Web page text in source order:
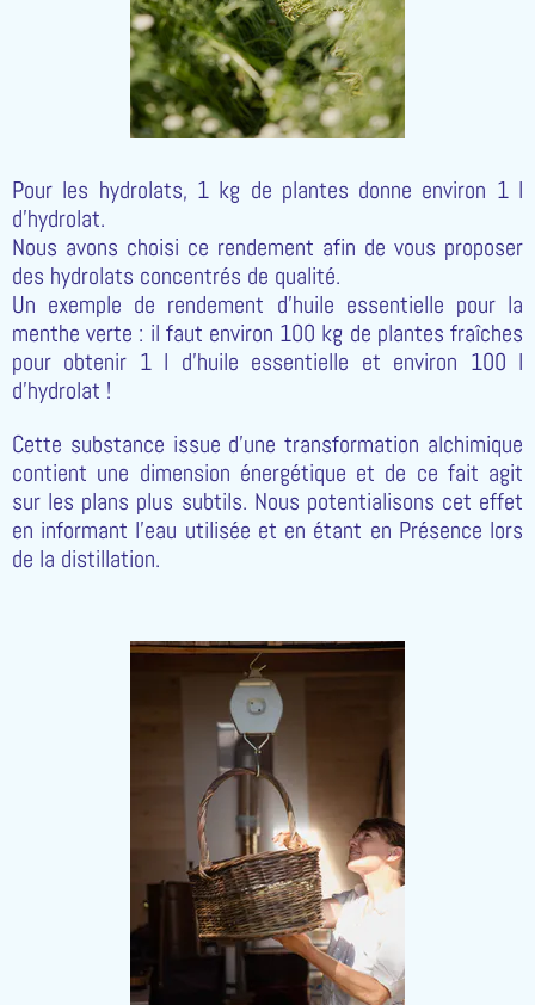
Pour les hydrolats, 1 kg de plantes donne environ 1 l
d’hydrolat.
Nous avons choisi ce rendement afin de vous proposer
des hydrolats concentrés de qualité.
Un exemple de rendement d’huile essentielle pour la
menthe verte : il faut environ 100 kg de plantes fraîches
pour obtenir 1 l d’huile essentielle et environ 100 l
d’hydrolat !
Cette substance issue d'une transformation alchimique
contient une dimension énergétique et de ce fait agit
sur les plans plus subtils. Nous potentialisons cet effet
en informant l'eau utilisée et en étant en Présence lors
de la distillation.